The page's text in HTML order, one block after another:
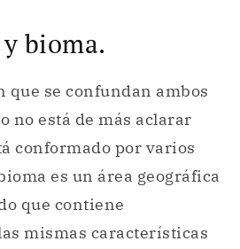
bioma.
que se confundan ambos
no está de más aclarar
conformado por varios
es un área geográfica
que contiene
mismas características